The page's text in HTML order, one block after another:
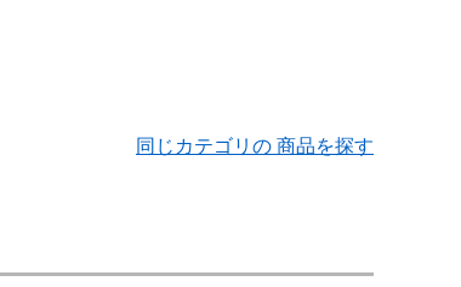
同じカテゴリの 商品を探す